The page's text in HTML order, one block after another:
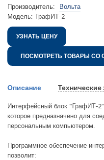
Производитель:
Вольта
Модель: ГрафИТ-2
УЗНАТЬ ЦЕНУ
ПОСМОТРЕТЬ ТОВАРЫ СО
Описание Технические
Интерфейсный блок "ГрафИТ-
которое предназначено для
персональным компьютером.
Программное обеспечение
позволит: